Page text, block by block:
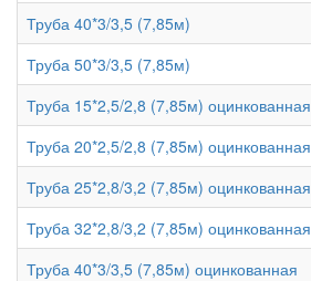
Труба 40*3/3,5 (7,85м)
Труба 50*3/3,5 (7,85м)
Труба 15*2,5/2,8 (7,85м) оцинкованная
Труба 20*2,5/2,8 (7,85м) оцинкованная
Труба 25*2,8/3,2 (7,85м) оцинкованная
Труба 32*2,8/3,2 (7,85м) оцинкованная
Труба 40*3/3,5 (7,85м) оцинкованная